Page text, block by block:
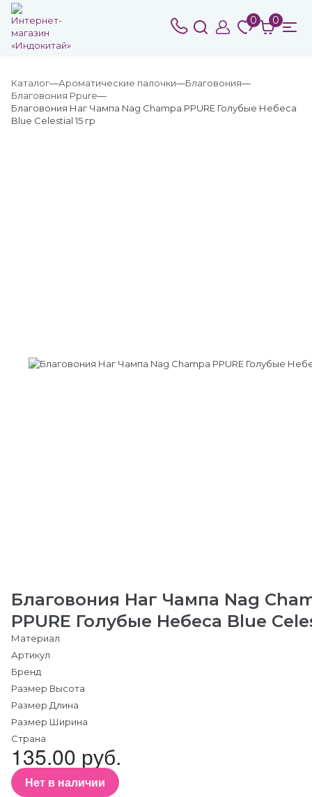
0 0
Каталог Ароматические палочки
Благовония
Благовония Ppure
Благовония Наг Чампа Nag Champa PPURE Голубые Небеса
Blue Celestial 15 гр
Благовония Наг Чампа Nag
PPURE Голубые Небеса Blue
Материал
Артикул
Бренд
Размер Высота
Размер Длина
Размер Ширина
Страна
135.00 руб.
Нет в наличии